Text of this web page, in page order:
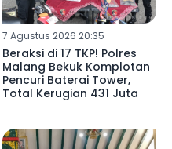
7 Agustus 2026 20:35
Beraksi di 17 TKP! Polres
Malang Bekuk Komplotan
Pencuri Baterai Tower,
Total Kerugian 431 Juta ‎